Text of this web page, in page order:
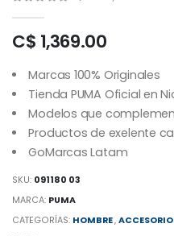
C$ 1,369.00
Marcas 100% Originales
Tienda PUMA Oficial en
Modelos que
Productos de exelente
GoMarcas Latam
SKU: 091180 03
MARCA: PUMA
CATEGORÍAS: HOMBRE,